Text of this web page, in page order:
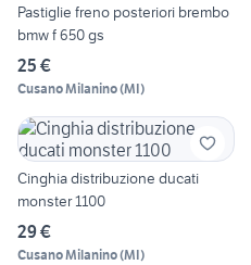
Pastiglie freno posteriori brembo
bmw f 650 gs
25 €
Cusano Milanino(MI)
Cinghia distribuzione ducati
monster 1100
29 €
Cusano Milanino(MI)